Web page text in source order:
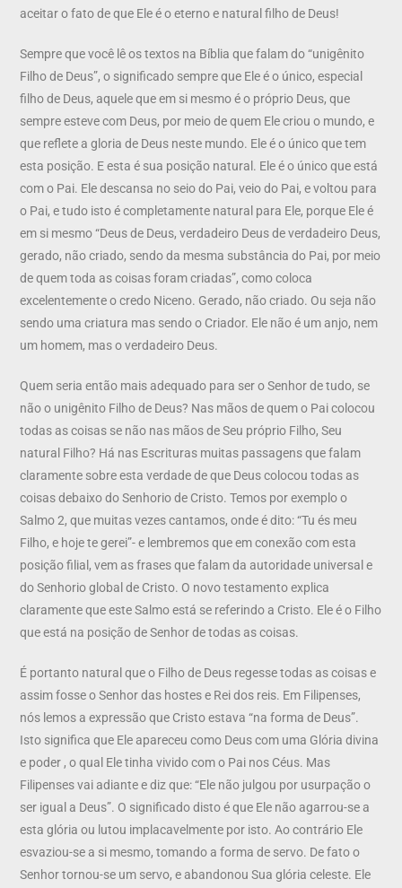
aceitar o fato de que Ele é o eterno e natural filho de Deus!
Sempre que você lê os textos na Bíblia que falam do “unigênito
Filho de Deus”, o significado sempre que Ele é o único, especial
filho de Deus, aquele que em si mesmo é o próprio Deus, que
sempre esteve com Deus, por meio de quem Ele criou o mundo, e
que reflete a gloria de Deus neste mundo. Ele é o único que tem
esta posição. E esta é sua posição natural. Ele é o único que está
com o Pai. Ele descansa no seio do Pai, veio do Pai, e voltou para
o Pai, e tudo isto é completamente natural para Ele, porque Ele é
em si mesmo “Deus de Deus, verdadeiro Deus de verdadeiro Deus,
gerado, não criado, sendo da mesma substância do Pai, por meio
de quem toda as coisas foram criadas”, como coloca
excelentemente o credo Niceno. Gerado, não criado. Ou seja não
sendo uma criatura mas sendo o Criador. Ele não é um anjo, nem
um homem, mas o verdadeiro Deus.
Quem seria então mais adequado para ser o Senhor de tudo, se
não o unigênito Filho de Deus? Nas mãos de quem o Pai colocou
todas as coisas se não nas mãos de Seu próprio Filho, Seu
natural Filho? Há nas Escrituras muitas passagens que falam
claramente sobre esta verdade de que Deus colocou todas as
coisas debaixo do Senhorio de Cristo. Temos por exemplo o
Salmo 2, que muitas vezes cantamos, onde é dito: “Tu és meu
Filho, e hoje te gerei”- e lembremos que em conexão com esta
posição filial, vem as frases que falam da autoridade universal e
do Senhorio global de Cristo. O novo testamento explica
claramente que este Salmo está se referindo a Cristo. Ele é o Filho
que está na posição de Senhor de todas as coisas.
É portanto natural que o Filho de Deus regesse todas as coisas e
assim fosse o Senhor das hostes e Rei dos reis. Em Filipenses,
nós lemos a expressão que Cristo estava “na forma de Deus”.
Isto significa que Ele apareceu como Deus com uma Glória divina
e poder , o qual Ele tinha vivido com o Pai nos Céus. Mas
Filipenses vai adiante e diz que: “Ele não julgou por usurpação o
ser igual a Deus”. O significado disto é que Ele não agarrou-se a
esta glória ou lutou implacavelmente por isto. Ao contrário Ele
esvaziou-se a si mesmo, tomando a forma de servo. De fato o
Senhor tornou-se um servo, e abandonou Sua glória celeste. Ele